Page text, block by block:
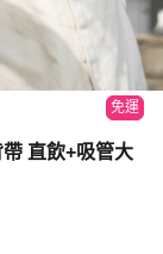
免運
直飲+吸管大